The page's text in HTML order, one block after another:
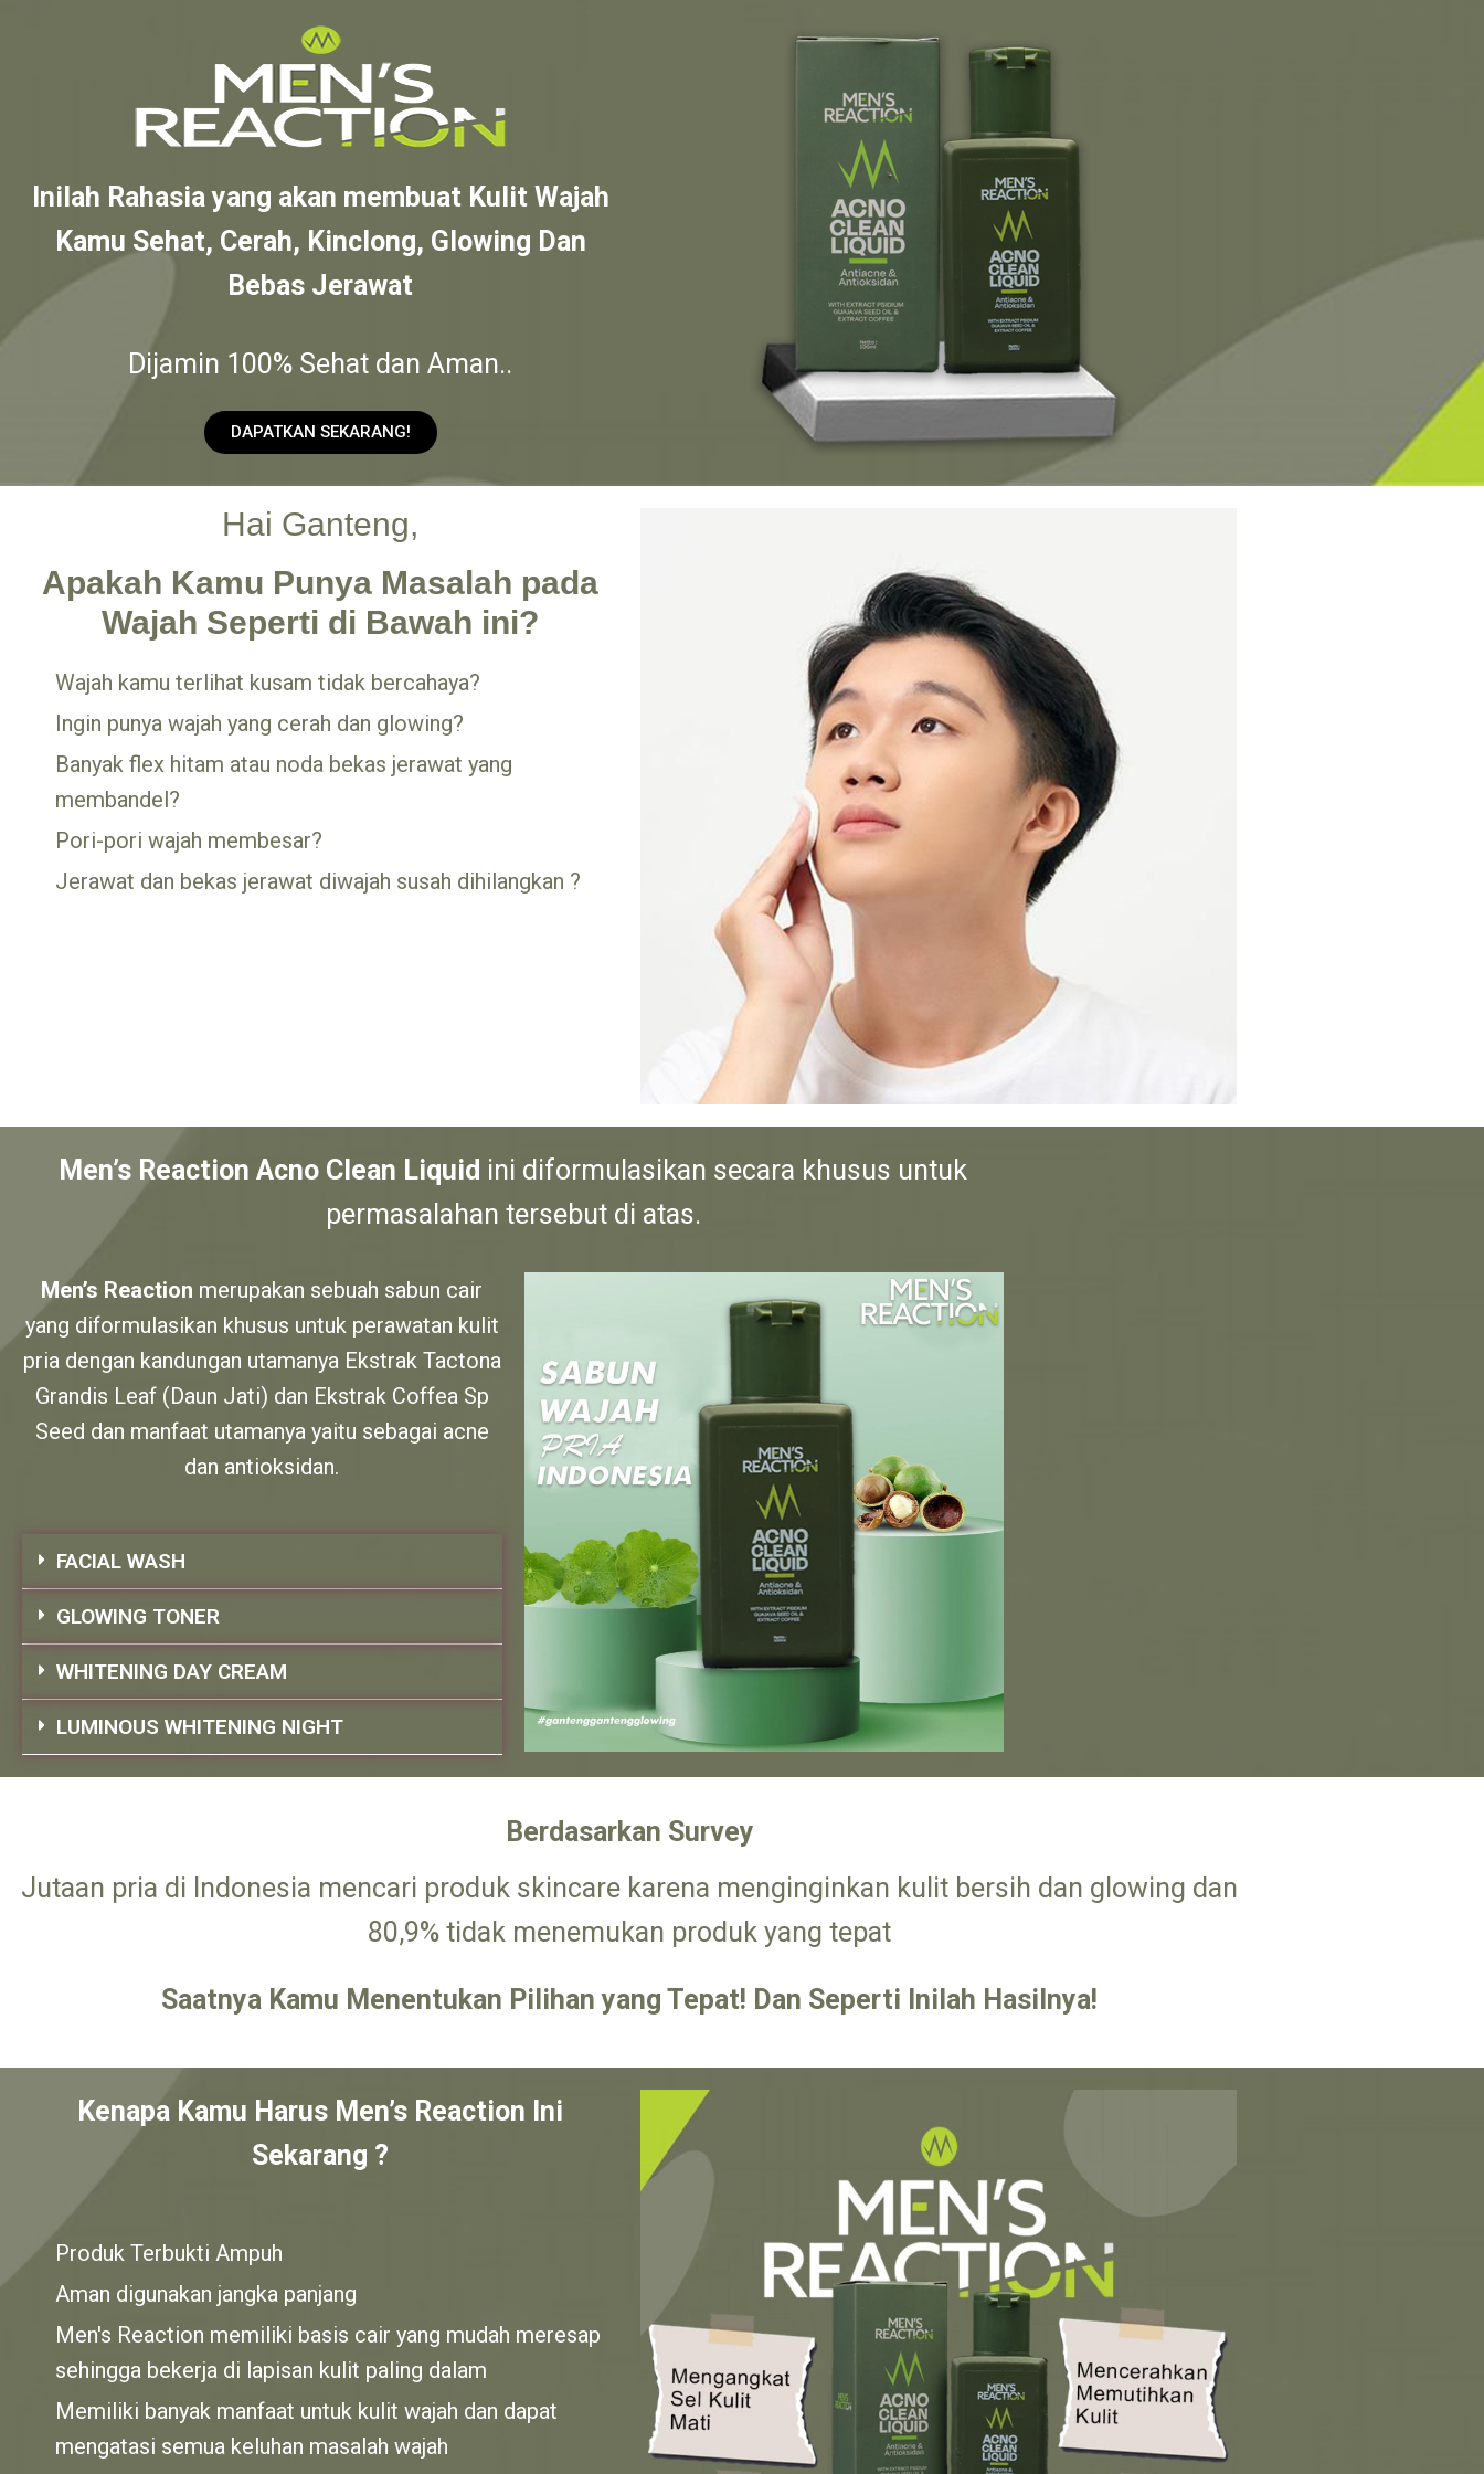
Inilah Rahasia yang akan membuat Kulit Wajah
Kamu Sehat, Cerah, Kinclong, Glowing Dan
Bebas Jerawat
Dijamin 100% Sehat dan Aman..
DAPATKAN SEKARANG!
Hai Ganteng,
Apakah Kamu Punya Masalah pada
Wajah Seperti di Bawah ini?
Wajah kamu terlihat kusam tidak bercahaya?
Ingin punya wajah yang cerah dan glowing?
Banyak flex hitam atau noda bekas jerawat yang
membandel?
Pori-pori wajah membesar?
Jerawat dan bekas jerawat diwajah susah dihilangkan ?
Men’s Reaction Acno Clean Liquid ini diformulasikan secara khusus untuk
permasalahan tersebut di atas.
Men’s Reaction merupakan sebuah sabun cair
yang diformulasikan khusus untuk perawatan kulit
pria dengan kandungan utamanya Ekstrak Tactona
Grandis Leaf (Daun Jati) dan Ekstrak Coffea Sp
Seed dan manfaat utamanya yaitu sebagai acne
dan antioksidan.
FACIAL WASH
GLOWING TONER
WHITENING DAY CREAM
LUMINOUS WHITENING NIGHT
Berdasarkan Survey
Jutaan pria di Indonesia mencari produk skincare karena menginginkan kulit bersih dan glowing dan
80,9% tidak menemukan produk yang tepat
Saatnya Kamu Menentukan Pilihan yang Tepat! Dan Seperti Inilah Hasilnya!
Kenapa Kamu Harus Men’s Reaction Ini
Sekarang ?
Produk Terbukti Ampuh
Aman digunakan jangka panjang
Men's Reaction memiliki basis cair yang mudah meresap
sehingga bekerja di lapisan kulit paling dalam
Memiliki banyak manfaat untuk kulit wajah dan dapat
mengatasi semua keluhan masalah wajah